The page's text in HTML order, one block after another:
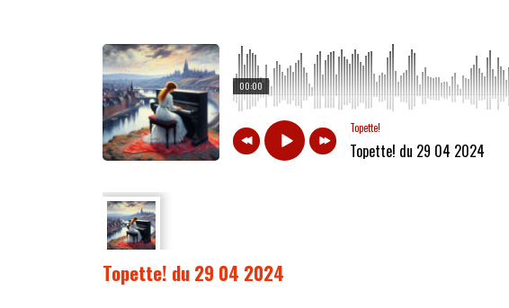
00:00
Topette!
Topette! du 29 04 2024
Topette! du 29 04 2024